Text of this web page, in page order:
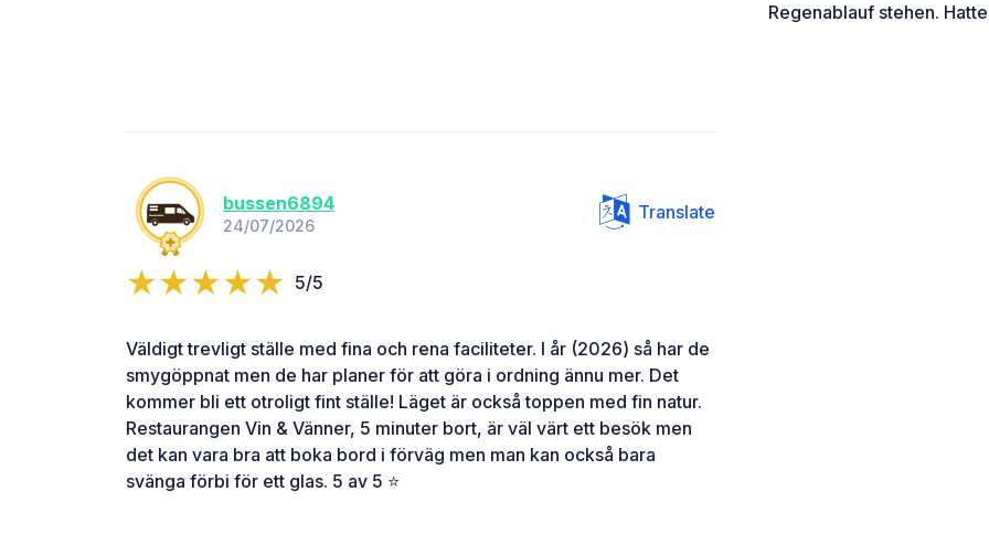
Regenablauf stehen.
bussen6894
24/07/2026
Translate
5/5
Väldigt trevligt ställe med fina och rena faciliteter. I år (2026) så har de
smygöppnat men de har planer för att göra i ordning ännu mer. Det
kommer bli ett otroligt fint ställe! Läget är också toppen med fin natur.
Restaurangen Vin & Vänner, 5 minuter bort, är väl värt ett besök men
det kan vara bra att boka bord i förväg men man kan också bara
svänga förbi för ett glas. 5 av 5 ⭐️